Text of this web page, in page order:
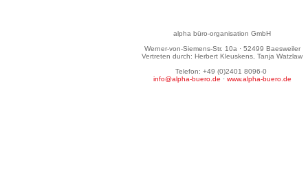
alpha büro-organisation GmbH
Werner-von-Siemens-Str. 10a · 52499 Baesweiler
Vertreten durch: Herbert Kleuskens, Tanja Watzlaw
Telefon: +49 (0)2401 8096-0
info@alpha-buero.de · www.alpha-buero.de